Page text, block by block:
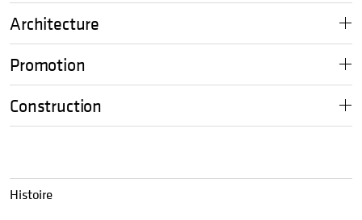
Architecture
Promotion
Construction
Histoire